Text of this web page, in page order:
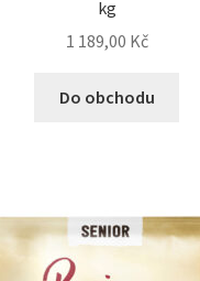
kg
1 189,00 Kč
Do obchodu